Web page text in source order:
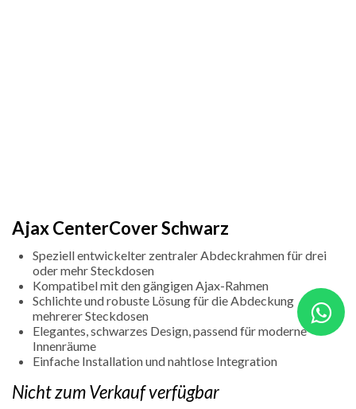
Ajax CenterCover Schwarz
Speziell entwickelter zentraler Abdeckrahmen für drei
oder mehr Steckdosen
Kompatibel mit den gängigen Ajax-Rahmen
Schlichte und robuste Lösung für die Abdeckung
mehrerer Steckdosen
Elegantes, schwarzes Design, passend für moderne
Innenräume
Einfache Installation und nahtlose Integration
Nicht zum Verkauf verfügbar